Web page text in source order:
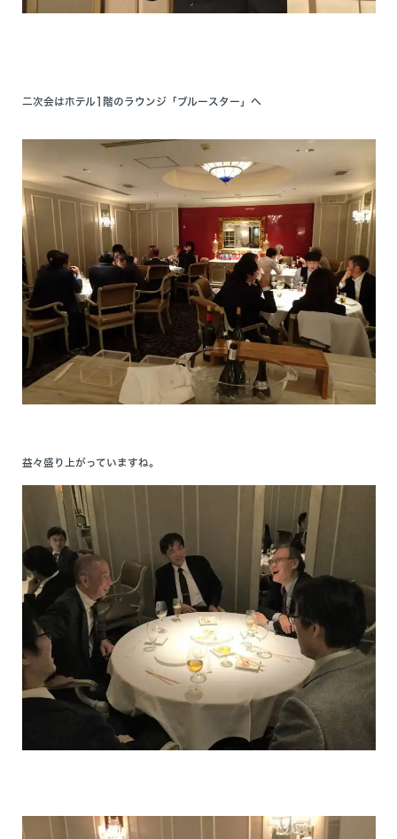
二次会はホテル1階のラウンジ「ブルースター」へ
益々盛り上がっていますね。